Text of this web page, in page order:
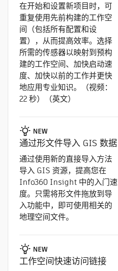
在开始和设置新项目时，可
重复使用先前构建的工作空
间（包括所有配置和设
置），从而提高效率。选择
所需的传感器以映射到预构
建的工作空间、加快启动速
度、加快以前的工作并更快
地应用专业知识。（视频：
22 秒）（英文）
NEW
通过形文件导入 GIS 数据
通过使用新的直接导入方法
导入 GIS 资源，提高您在
Info360 Insight 中的入门速
度。只需将形文件拖放到导
入功能中，即可使用相关的
地理空间文件。
NEW
工作空间快速访问链接